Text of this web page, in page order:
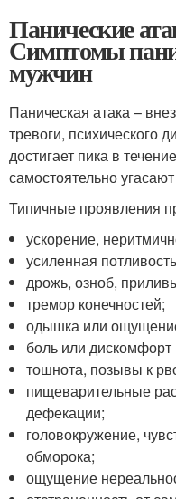
Панические
Симптомы
мужчин
Паническая атака –
тревоги, психического
достигает пика в
самостоятельно
Типичные проявления
ускорение,
усиленная
дрожь, озноб,
тремор конечностей;
одышка или
боль или дискомфорт
тошнота, позывы к
пищеварительные
дефекации;
головокружение,
обморока;
ощущение